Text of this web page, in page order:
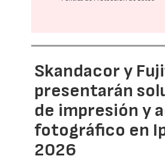
Skandacor y
presentarán
de impresión y
fotográfico en
2026